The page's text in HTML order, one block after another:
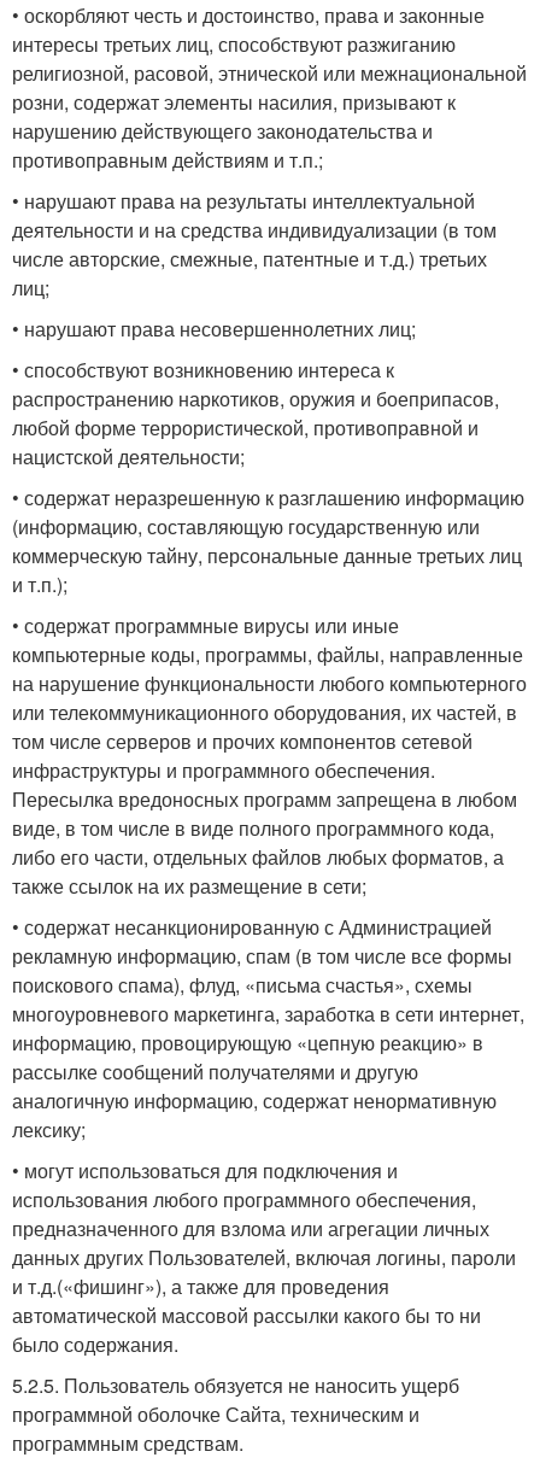
• оскорбляют честь и достоинство, права и законные
интересы третьих лиц, способствуют разжиганию
религиозной, расовой, этнической или межнациональной
розни, содержат элементы насилия, призывают к
нарушению действующего законодательства и
противоправным действиям и т.п.;
• нарушают права на результаты интеллектуальной
деятельности и на средства индивидуализации (в том
числе авторские, смежные, патентные и т.д.) третьих
лиц;
• нарушают права несовершеннолетних лиц;
• способствуют возникновению интереса к
распространению наркотиков, оружия и боеприпасов,
любой форме террористической, противоправной и
нацистской деятельности;
• содержат неразрешенную к разглашению информацию
(информацию, составляющую государственную или
коммерческую тайну, персональные данные третьих лиц
и т.п.);
• содержат программные вирусы или иные
компьютерные коды, программы, файлы, направленные
на нарушение функциональности любого компьютерного
или телекоммуникационного оборудования, их частей, в
том числе серверов и прочих компонентов сетевой
инфраструктуры и программного обеспечения.
Пересылка вредоносных программ запрещена в любом
виде, в том числе в виде полного программного кода,
либо его части, отдельных файлов любых форматов, а
также ссылок на их размещение в сети;
• содержат несанкционированную с Администрацией
рекламную информацию, спам (в том числе все формы
поискового спама), флуд, «письма счастья», схемы
многоуровневого маркетинга, заработка в сети интернет,
информацию, провоцирующую «цепную реакцию» в
рассылке сообщений получателями и другую
аналогичную информацию, содержат ненормативную
лексику;
• могут использоваться для подключения и
использования любого программного обеспечения,
предназначенного для взлома или агрегации личных
данных других Пользователей, включая логины, пароли
и т.д.(«фишинг»), а также для проведения
автоматической массовой рассылки какого бы то ни
было содержания.
5.2.5. Пользователь обязуется не наносить ущерб
программной оболочке Сайта, техническим и
программным средствам.